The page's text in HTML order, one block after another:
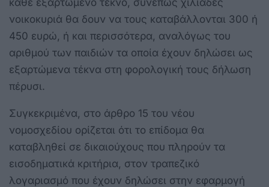
νοικοκυριά θα δουν να τους καταβάλλονται 300 ή
450 ευρώ, ή και περισσότερα, αναλόγως του
αριθμού των παιδιών τα οποία έχουν δηλώσει ως
εξαρτώμενα τέκνα στη φορολογική τους δήλωση
πέρυσι.
Συγκεκριμένα, στο άρθρο 15 του νέου
νομοσχεδίου ορίζεται ότι το επίδομα θα
καταβληθεί σε δικαιούχους που πληρούν τα
εισοδηματικά κριτήρια, στον τραπεζικό
λογαριασμό που έχουν δηλώσει στην εφαρμογή